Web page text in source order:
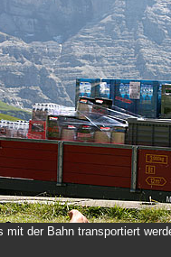
mit der Bahn transportiert